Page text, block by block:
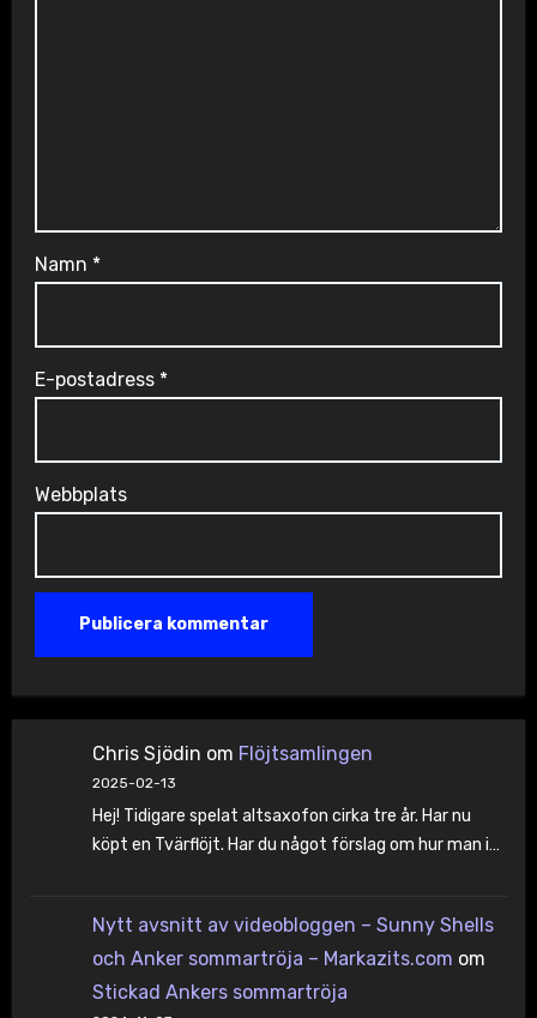
Namn *
E-postadress *
Webbplats
Chris Sjödin om Flöjtsamlingen
2025-02-13
Hej! Tidigare spelat altsaxofon cirka tre år. Har nu
köpt en Tvärflöjt. Har du något förslag om hur man i…
Nytt avsnitt av videobloggen – Sunny Shells
och Anker sommartröja – Markazits.com om
Stickad Ankers sommartröja